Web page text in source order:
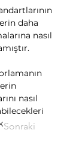
Sonraki
daha
nasıl
nasıl